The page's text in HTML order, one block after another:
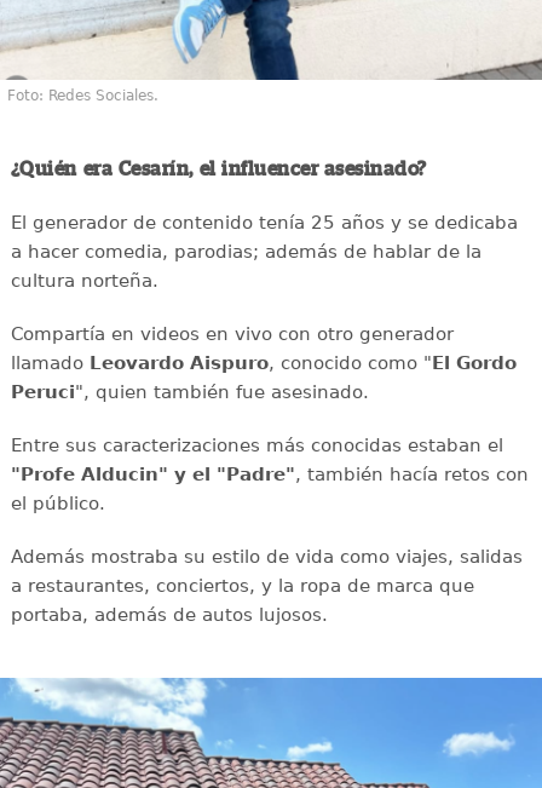
Foto: Redes Sociales.
¿Quién era Cesarín, el influencer asesinado?
El generador de contenido tenía 25 años y se dedicaba
a hacer comedia, parodias; además de hablar de la
cultura norteña.
Compartía en videos en vivo con otro generador
llamadoLeovardo Aispuro, conocido como " El Gordo
Peruci", quien también fue asesinado.
Entre sus caracterizaciones más conocidas estaban el
"Profe Alducin" y el "Padre", también hacía retos con
el público.
Además mostraba su estilo de vida como viajes, salidas
a restaurantes, conciertos, y la ropa de marca que
portaba, además de autos lujosos.